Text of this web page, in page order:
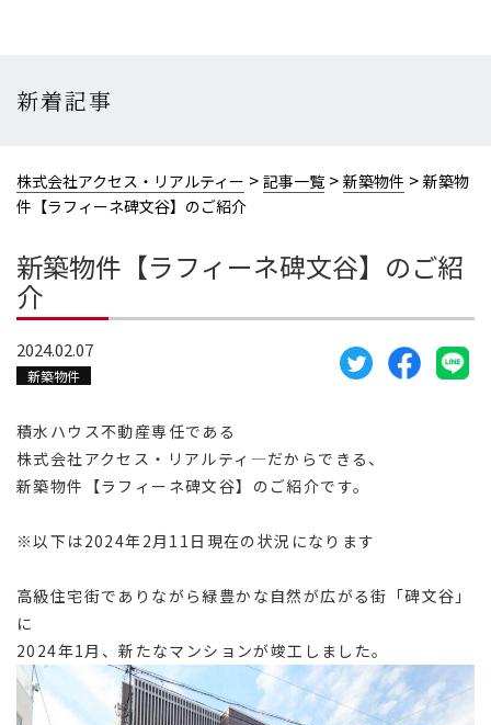
新着記事
株式会社アクセス・リアルティー > 記事一覧 > 新築物件 > 新築物
件【ラフィーネ碑文谷】のご紹介
新築物件【ラフィーネ碑文谷】のご紹
介
2024.02.07
新築物件
積水ハウス不動産専任である
株式会社アクセス・リアルティ―だからできる、
新築物件【ラフィーネ碑文谷】のご紹介です。
※以下は2024年2月11日現在の状況になります
高級住宅街でありながら緑豊かな自然が広がる街「碑文谷」
に
2024年1月、新たなマンションが竣工しました。